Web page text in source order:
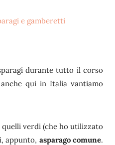
durante tutto il corso
qui in Italia vantiamo
verdi (che ho utilizzato
appunto, asparago comune.